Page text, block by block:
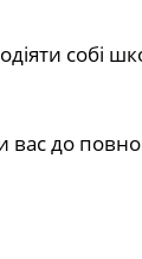
собі
до